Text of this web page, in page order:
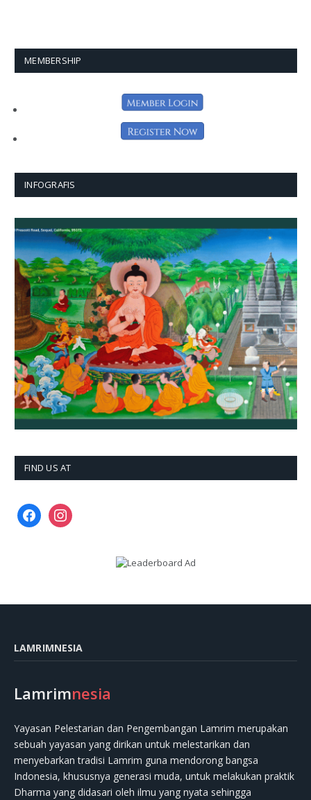
MEMBERSHIP
INFOGRAFIS
FIND US AT
facebookinstagram
LAMRIMNESIA
Lamrimnesia
Yayasan Pelestarian dan Pengembangan Lamrim merupakan
sebuah yayasan yang dirikan untuk melestarikan dan
menyebarkan tradisi Lamrim guna mendorong bangsa
Indonesia, khususnya generasi muda, untuk melakukan praktik
Dharma yang didasari oleh ilmu yang nyata sehingga